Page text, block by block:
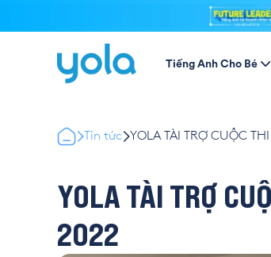
Tiếng Anh Cho Bé
Tin tức YOLA TÀI TRỢ CUỘC
YOLA TÀI TRỢ
2022